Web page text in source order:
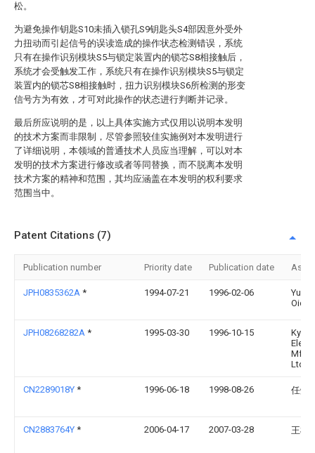
松。
为避免操作钥匙S10未插入锁孔S9钥匙头S4部因意外受外
力扭动而引起信号的误读造成的操作状态检测错误，系统
只有在操作识别模块S5与锁定装置内的锁芯S8相接触后，
系统才会受触发工作，系统只有在操作识别模块S5与锁定
装置内的锁芯S8相接触时，扭力识别模块S6所检测的形变
信号方为有效，才可对此操作的状态进行判断并记录。
最后所应说明的是，以上具体实施方式仅用以说明本发明
的技术方案而非限制，尽管参照较佳实施例对本发明进行
了详细说明，本领域的普通技术人员应当理解，可以对本
发明的技术方案进行修改或者等同替换，而不脱离本发明
技术方案的精神和范围，其均应涵盖在本发明的权利要求
范围当中。
Patent Citations (7)
Publication number Priority date Publication date
JPH0835362A * 1994-07-21 1996-02-06
Oida
JPH08268282A * 1995-03-30 1996-10-15
Mfg
Ltd
CN2289018Y * 1996-06-18 1998-08-26 任烨
CN2883764Y * 2006-04-17 2007-03-28 王根